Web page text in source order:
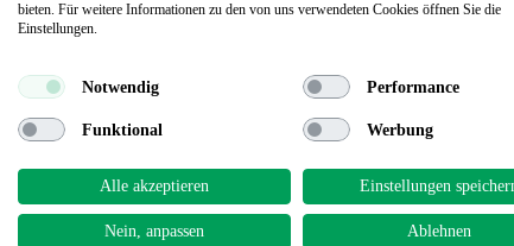
bieten. Für weitere Informationen zu den von uns verwendeten Cookies öffnen Sie die
Einstellungen.
Notwendig Performance
Funktional Werbung
Alle akzeptieren Einstellungen
Nein, anpassen Ablehnen